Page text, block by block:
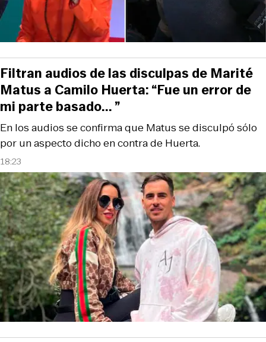
18:23
En los audios se confirma que Matus se disculpó sólo
por un aspecto dicho en contra de Huerta.
Filtran audios de las disculpas de Marité
Matus a Camilo Huerta: “Fue un error de
mi parte basado... ”